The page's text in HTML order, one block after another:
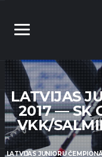
LATVIJAS
2017 — SK
VKK/
LATVIJAS JUNIORU